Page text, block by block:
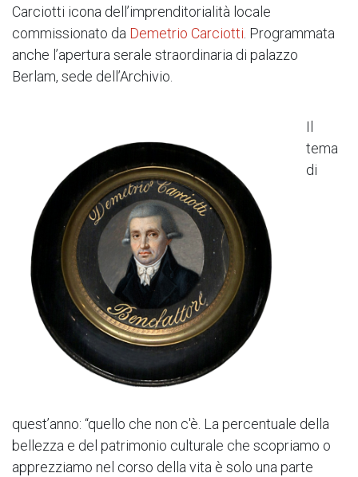
Carciotti icona dell’imprenditorialità locale
commissionato da Demetrio Carciotti. Programmata
anche l’apertura serale straordinaria di palazzo
Berlam, sede dell’Archivio.
Il
tema
di
quest’anno: “quello che non c'è. La percentuale della
bellezza e del patrimonio culturale che scopriamo o
apprezziamo nel corso della vita è solo una parte